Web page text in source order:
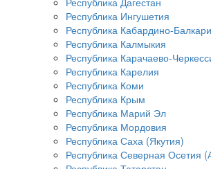
Республика Ингушетия
Республика Кабардино-
Республика Калмыкия
Республика Карачаево-
Республика Карелия
Республика Коми
Республика Крым
Республика Марий Эл
Республика Мордовия
Республика Саха (Якутия)
Республика Северная Осетия